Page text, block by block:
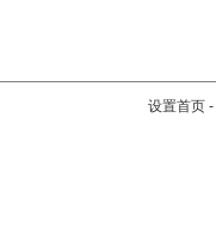
设置首页 -